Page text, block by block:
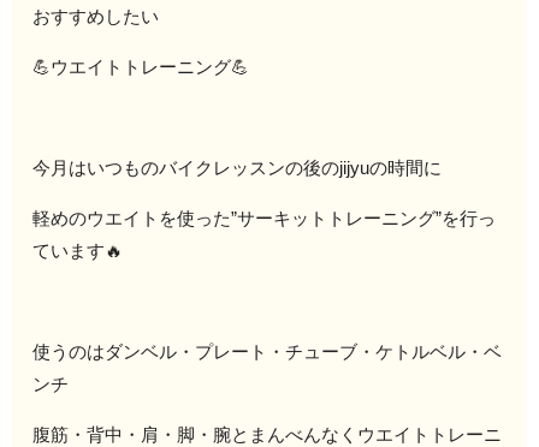
おすすめしたい
💪ウエイトトレーニング💪
今月はいつものバイクレッスンの後のjijyuの時間に
軽めのウエイトを使った”サーキットトレーニング”を行っ
ています🔥
使うのはダンベル・プレート・チューブ・ケトルベル・ベ
ンチ
腹筋・背中・肩・脚・腕とまんべんなくウエイトトレーニ